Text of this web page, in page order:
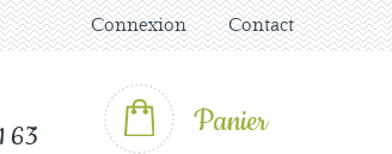
Connexion Contact
63 Panier